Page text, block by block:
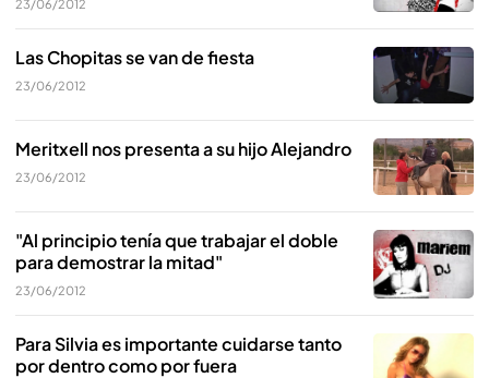
23/06/2012
Las Chopitas se van de fiesta
23/06/2012
Meritxell nos presenta a su hijo Alejandro
23/06/2012
"Al principio tenía que trabajar el doble
para demostrar la mitad"
23/06/2012
Para Silvia es importante cuidarse tanto
por dentro como por fuera